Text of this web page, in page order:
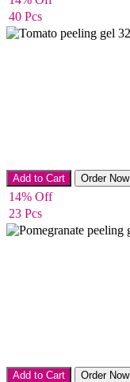
40 Pcs
Peeling Gel
Add to Cart Order Now
14% Off
23 Pcs
Peeling Gel
Add to Cart Order Now